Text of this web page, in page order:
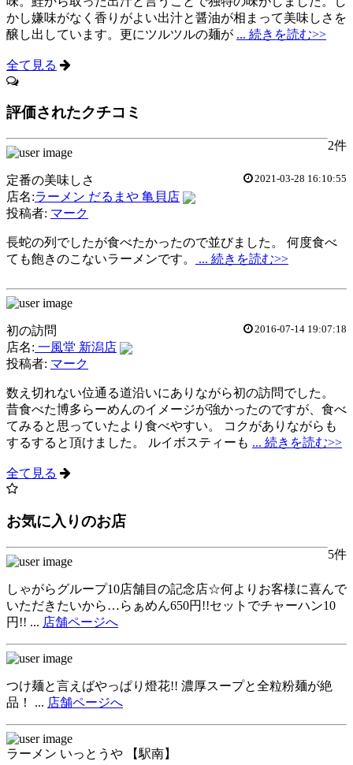
かし嫌味がなく香りがよい出汁と醤油が相まって美味しさを
醸し出しています。更にツルツルの麺が ... 続きを読む>>
全て見る
評価されたクチコミ
2件
2021-03-28 16:10:55
定番の美味しさ
店名:ラーメン だるまや 亀貝店
投稿者: マーク
長蛇の列でしたが食べたかったので並びました。 何度食べ
ても飽きのこないラーメンです。
... 続きを読む>>
2016-07-14 19:07:18
初の訪問
店名: 一風堂 新潟店
投稿者: マーク
数え切れない位通る道沿いにありながら初の訪問でした。
昔食べた博多らーめんのイメージが強かったのですが、食べ
てみると思っていたより食べやすい。 コクがありながらも
するすると頂けました。 ルイボスティーも ... 続きを読む>>
全て見る
お気に入りのお店
5件
しゃがらグループ10店舗目の記念店☆何よりお客様に喜んで
いただきたいから…らぁめん650円!!セットでチャーハン10
円!! ... 店舗ページへ
つけ麺と言えばやっぱり燈花!! 濃厚スープと全粒粉麺が絶
品！ ... 店舗ページへ
ラーメン いっとうや 【駅南】